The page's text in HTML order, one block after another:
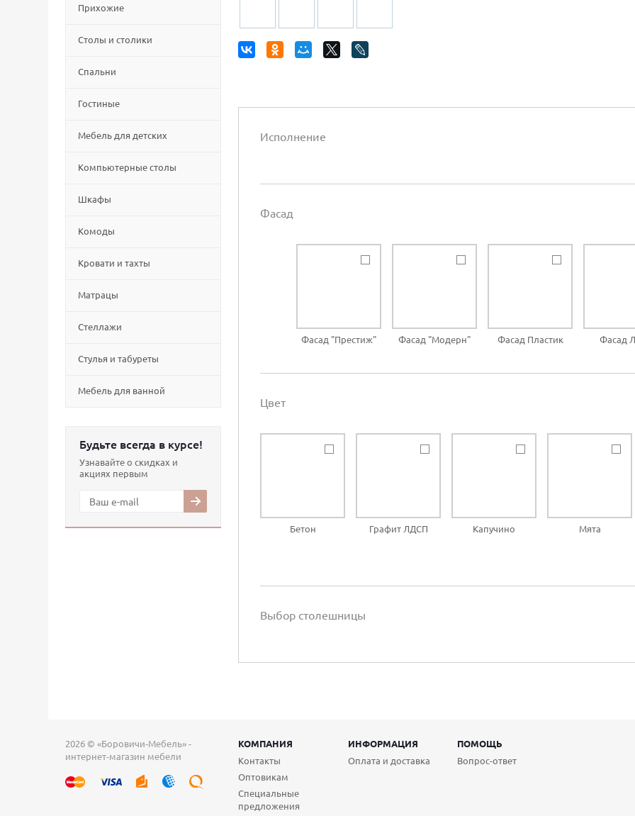
Прихожие
Столы и столики
Спальни
Гостиные
Мебель для детских
Компьютерные столы
Шкафы
Комоды
Кровати и тахты
Матрацы
Стеллажи
Cтулья и табуреты
Мебель для ванной
Будьте всегда в курсе!
Узнавайте о скидках и
акциях первым
Исполнение
Фасад
Фасад "Престиж" Фасад "Модерн" Фасад Пластик Фасад
Цвет
Бетон Графит ЛДСП Капучино Мята
Выбор столешницы
2026 © «Боровичи-Мебель» -
интернет-магазин мебели
КОМПАНИЯ ИНФОРМАЦИЯ
ПОМОЩЬ
Контакты
Оптовикам
Специальные
предложения
Оплата и доставка Вопрос-ответ